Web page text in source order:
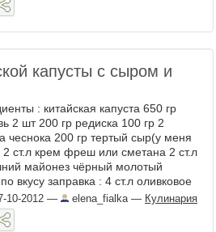
капусты с сыром и
: китайская капуста 650 гр
2 шт 200 гр редиска 100 гр 2
чеснока 200 гр тертый сыр(у меня
2 ст.л крем фреш или сметана 2 ст.л
майонез чёрный молотый
вкусу заправка : 4 ст.л оливковое
2 ст.л ...
10-2012 — elena_fialka— Кулинария